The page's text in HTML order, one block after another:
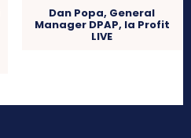
Dan Popa, General
Manager DPAP, la Profit
LIVE